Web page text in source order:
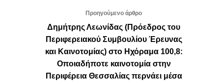
Προηγούμενο άρθρο
Δημήτρης Λεωνίδας (Πρόεδρος του
Περιφερειακού Συμβουλίου Έρευνας
και Καινοτομίας) στο Ηχόραμα 100,8:
Οποιαδήποτε καινοτομία στην
Περιφέρεια Θεσσαλίας περνάει μέσα